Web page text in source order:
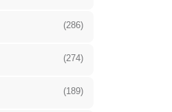
(286)
(274)
(189)